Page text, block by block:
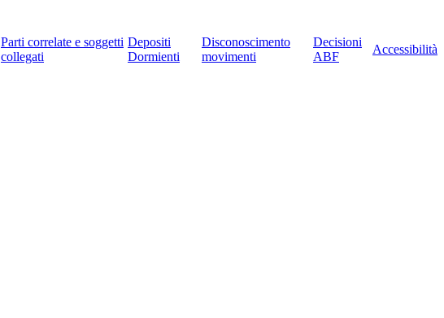
Parti correlate e soggetti
collegati
Depositi
Dormienti
Disconoscimento
movimenti
Decisioni
ABF
Accessibilità